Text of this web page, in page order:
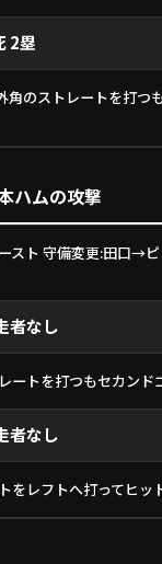
2塁
角のストレートを打つ
ハムの攻撃
スト 守備変更:田口→
者なし
ートを打つもセカンド
者なし
をレフトへ打ってヒッ